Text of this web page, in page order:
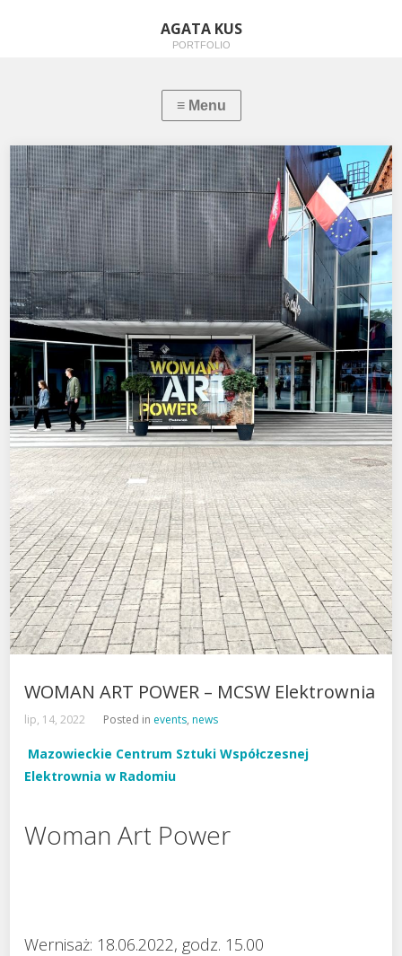
AGATA KUS
PORTFOLIO
WOMAN ART POWER – MCSW Elektrownia
lip, 14, 2022 Posted in events,news
Mazowieckie Centrum Sztuki Współczesnej
Elektrownia w Radomiu
Woman Art Power
Wernisaż: 18.06.2022, godz. 15.00